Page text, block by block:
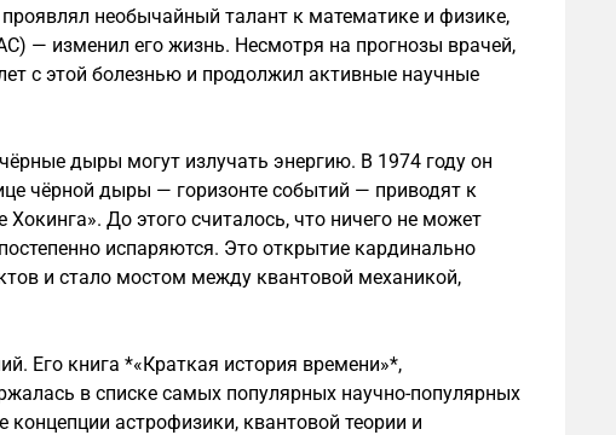
необычайный талант к математике и физике,
— изменил его жизнь. Несмотря на прогнозы врачей,
с этой болезнью и продолжил активные научные
дыры могут излучать энергию. В 1974 году он
чёрной дыры — горизонте событий — приводят к
До этого считалось, что ничего не может
испаряются. Это открытие кардинально
и стало мостом между квантовой механикой,
Его книга *«Краткая история времени»*,
в списке самых популярных научно-популярных
астрофизики, квантовой теории и